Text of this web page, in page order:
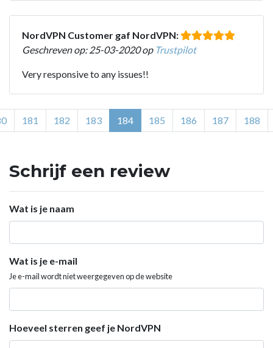
NordVPN Customer gaf NordVPN:
Geschreven op: 25-03-2020 op Trustpilot
Very responsive to any issues!!
181 182 183 184 185 186 187 188
Schrijf een review
Wat is je naam
Wat is je e-mail
Je e-mail wordt niet weergegeven op de website
Hoeveel sterren geef je NordVPN